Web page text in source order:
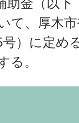
助金（以
て、厚木
）に定め
る。